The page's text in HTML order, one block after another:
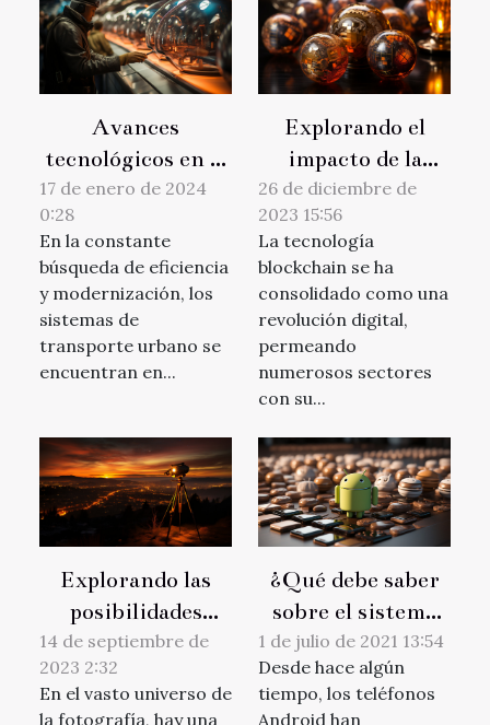
Avances
tecnológicos en el
metro de Nueva
York: Un viaje
hacia el futuro del
transporte urbano
17 de enero de 2024
0:28
En la constante
búsqueda de eficiencia
y modernización, los
sistemas de
transporte urbano se
encuentran en...
Explorando el
impacto de la
tecnología
blockchain en las
apuestas en línea
26 de diciembre de
2023 15:56
La tecnología
blockchain se ha
consolidado como una
revolución digital,
permeando
numerosos sectores
con su...
Explorando las
posibilidades
creativas con la
fotografía
timelapse
14 de septiembre de
2023 2:32
En el vasto universo de
la fotografía, hay una
¿Qué debe saber
sobre el sistema
operativo Android
?
1 de julio de 2021 13:54
Desde hace algún
tiempo, los teléfonos
Android han